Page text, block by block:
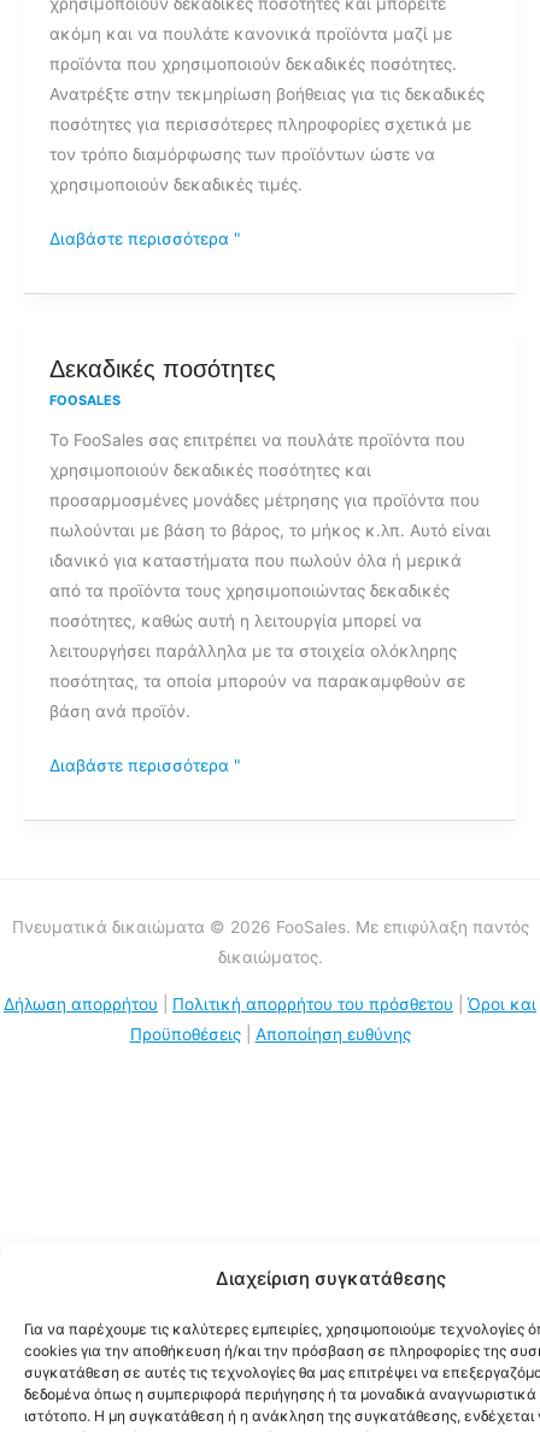
Διαχείριση συγκατάθεσης
Για να παρέχουμε τις καλύτερες εμπειρίες, χρησιμοποιούμε τεχνολογίες
cookies για την αποθήκευση ή/και την πρόσβαση σε πληροφορίες της
συγκατάθεση σε αυτές τις τεχνολογίες θα μας επιτρέψει να
δεδομένα όπως η συμπεριφορά περιήγησης ή τα μοναδικά
ιστότοπο. Η μη συγκατάθεση ή η ανάκληση της συγκατάθεσης, ενδέχεται
ακόμη και να πουλάτε κανονικά προϊόντα μαζί με
προϊόντα που χρησιμοποιούν δεκαδικές ποσότητες.
Ανατρέξτε στην τεκμηρίωση βοήθειας για τις δεκαδικές
ποσότητες για περισσότερες πληροφορίες σχετικά με
τον τρόπο διαμόρφωσης των προϊόντων ώστε να
χρησιμοποιούν δεκαδικές τιμές.
σε
δεκαδικές
ποσότητες/
μονάδες
μέτρησης
(μήκος,
βάρος
Διαβάστε περισσότερα "
Δεκαδικές ποσότητες
FOOSALES
Το FooSales σας επιτρέπει να πουλάτε προϊόντα που
χρησιμοποιούν δεκαδικές ποσότητες και
προσαρμοσμένες μονάδες μέτρησης για προϊόντα που
πωλούνται με βάση το βάρος, το μήκος κ.λπ. Αυτό είναι
ιδανικό για καταστήματα που πωλούν όλα ή μερικά
από τα προϊόντα τους χρησιμοποιώντας δεκαδικές
ποσότητες, καθώς αυτή η λειτουργία μπορεί να
λειτουργήσει παράλληλα με τα στοιχεία ολόκληρης
ποσότητας, τα οποία μπορούν να παρακαμφθούν σε
βάση ανά προϊόν.
Δεκαδικές
ποσότητες
Διαβάστε περισσότερα "
Πνευματικά δικαιώματα © 2026 FooSales. Με επιφύλαξη παντός
δικαιώματος.
Δήλωση απορρήτου Πολιτική απορρήτου του πρόσθετου
Όροι και
Προϋποθέσεις| Αποποίηση ευθύνης